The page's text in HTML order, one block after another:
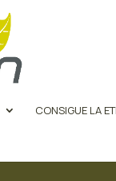
CONSIGUE LA